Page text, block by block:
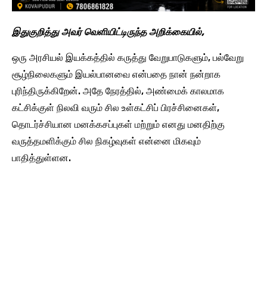
இதுகுறித்து அவர் வெளியிட்டிருந்த அறிக்கையில்,
ஒரு அரசியல் இயக்கத்தில் கருத்து வேறுபாடுகளும், பல்வேறு
சூழ்நிலைகளும் இயல்பானவை என்பதை நான் நன்றாக
புரிந்திருக்கிறேன். அதே நேரத்தில், அண்மைக் காலமாக
கட்சிக்குள் நிலவி வரும் சில உள்கட்சிப் பிரச்சினைகள்,
தொடர்ச்சியான மனக்கசப்புகள் மற்றும் எனது மனதிற்கு
வருத்தமளிக்கும் சில நிகழ்வுகள் என்னை மிகவும்
பாதித்துள்ளன.